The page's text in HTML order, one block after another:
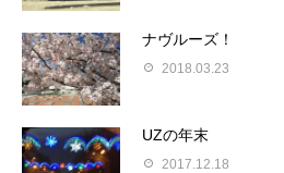
ナヴルーズ！
2018.03.23
UZの年末
2017.12.18